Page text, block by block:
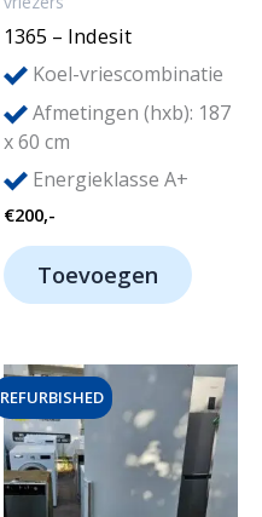
1365 – Indesit
Koel-vriescombinatie
Afmetingen (hxb): 187
x 60 cm
Energieklasse A+
€200,-
Toevoegen
REFURBISHED